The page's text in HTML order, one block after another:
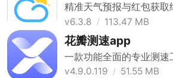
精准天气预报与红包获取
用
v6.3.8 113.47 MB
花瓣测速app
一款功能全面的专业测速
v4.9.0.119
51.55 MB